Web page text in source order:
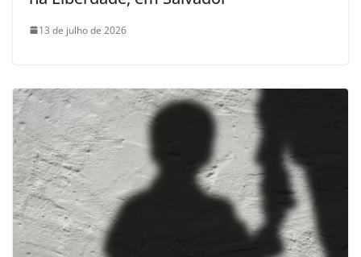
13 de julho de 2026